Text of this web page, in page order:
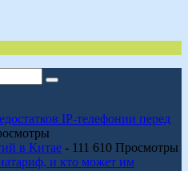
IP-телефонии перед
в Китае - 111 610 Просмотры
и кто может им